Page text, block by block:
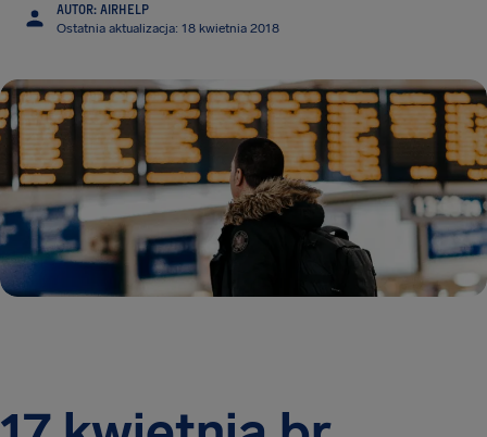
AUTOR: AIRHELP
Ostatnia aktualizacja: 18 kwietnia 2018